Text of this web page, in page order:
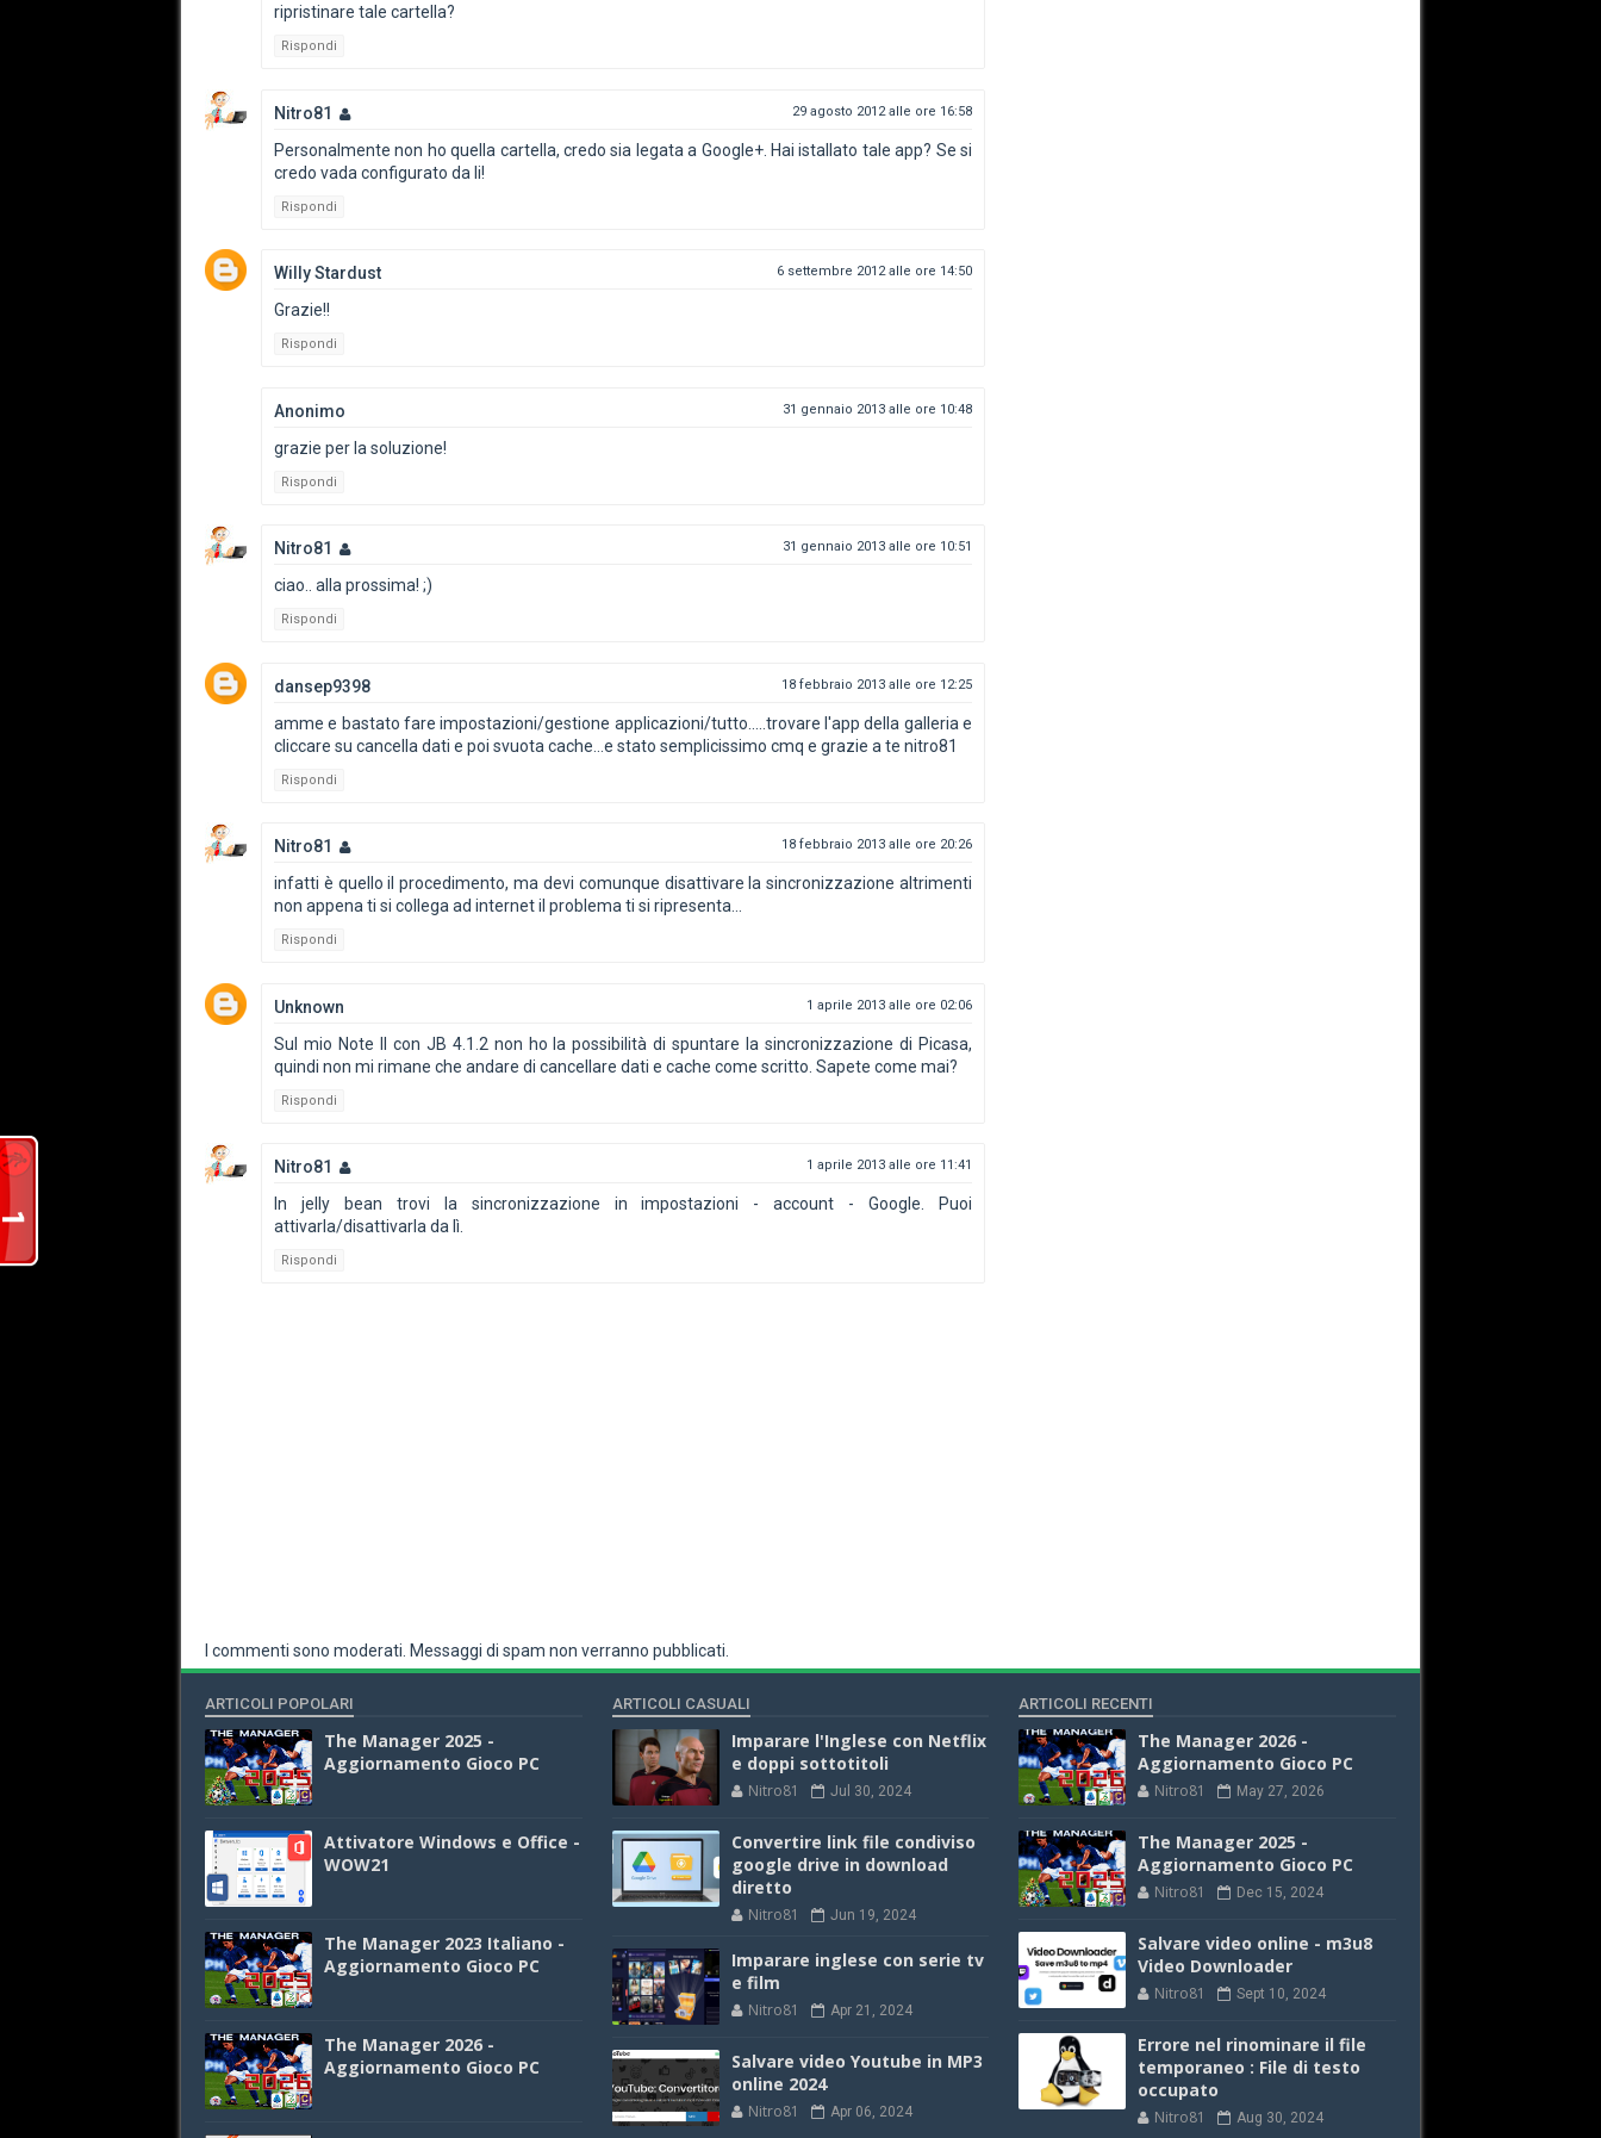
ripristinare tale cartella?
Rispondi
Nitro81 29 agosto 2012 alle ore 16:58
Personalmente non ho quella cartella, credo sia legata a Google+. Hai istallato tale app? Se si
credo vada configurato da li!
Rispondi
Willy Stardust 6 settembre 2012 alle ore 14:50
Grazie!!
Rispondi
Anonimo 31 gennaio 2013 alle ore 10:48
grazie per la soluzione!
Rispondi
Nitro81 31 gennaio 2013 alle ore 10:51
ciao.. alla prossima! ;)
Rispondi
dansep9398 18 febbraio 2013 alle ore 12:25
amme e bastato fare impostazioni/gestione applicazioni/tutto.....trovare l'app della galleria e
cliccare su cancella dati e poi svuota cache...e stato semplicissimo cmq e grazie a te nitro81
Rispondi
Nitro81 18 febbraio 2013 alle ore 20:26
infatti è quello il procedimento, ma devi comunque disattivare la sincronizzazione altrimenti
non appena ti si collega ad internet il problema ti si ripresenta...
Rispondi
Unknown 1 aprile 2013 alle ore 02:06
Sul mio Note II con JB 4.1.2 non ho la possibilità di spuntare la sincronizzazione di Picasa,
quindi non mi rimane che andare di cancellare dati e cache come scritto. Sapete come mai?
Rispondi
Nitro81 1 aprile 2013 alle ore 11:41
In jelly bean trovi la sincronizzazione in impostazioni - account - Google. Puoi
attivarla/disattivarla da lì.
Rispondi
I commenti sono moderati. Messaggi di spam non verranno pubblicati.
ARTICOLI POPOLARI
The Manager 2025 -
Aggiornamento Gioco PC
Attivatore Windows e Office -
WOW21
The Manager 2023 Italiano -
Aggiornamento Gioco PC
The Manager 2026 -
Aggiornamento Gioco PC
ARTICOLI CASUALI
Imparare l'Inglese con Netflix
e doppi sottotitoli
Nitro81 Jul 30, 2024
Convertire link file condiviso
google drive in download
diretto
Nitro81 Jun 19, 2024
Imparare inglese con serie tv
e film
Nitro81 Apr 21, 2024
Salvare video Youtube in MP3
online 2024
Nitro81 Apr 06, 2024
ARTICOLI RECENTI
The Manager 2026 -
Aggiornamento Gioco PC
Nitro81 May 27, 2026
The Manager 2025 -
Aggiornamento Gioco PC
Nitro81 Dec 15, 2024
Salvare video online - m3u8
Video Downloader
Nitro81 Sept 10, 2024
Errore nel rinominare il file
temporaneo : File di testo
occupato
Nitro81 Aug 30, 2024